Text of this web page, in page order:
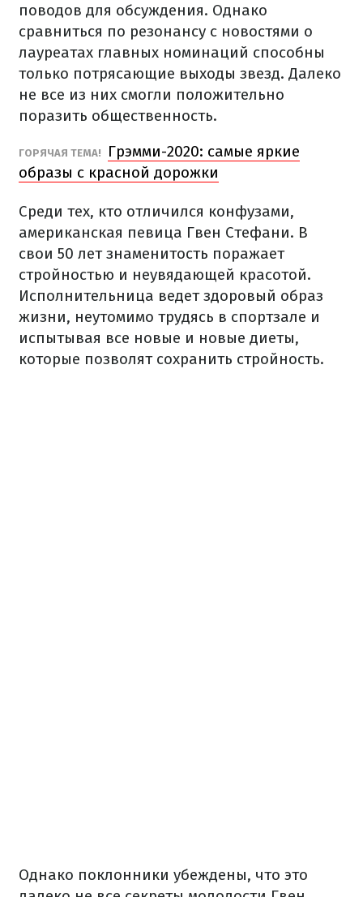
поводов для обсуждения. Однако
сравниться по резонансу с новостями о
лауреатах главных номинаций способны
только потрясающие выходы звезд. Далеко
не все из них смогли положительно
поразить общественность.
ГОРЯЧАЯ ТЕМА!
Грэмми-2020: самые яркие
образы с красной дорожки
Среди тех, кто отличился конфузами,
американская певица Гвен Стефани. В
свои 50 лет знаменитость поражает
стройностью и неувядающей красотой.
Исполнительница ведет здоровый образ
жизни, неутомимо трудясь в спортзале и
испытывая все новые и новые диеты,
которые позволят сохранить стройность.
Однако поклонники убеждены, что это